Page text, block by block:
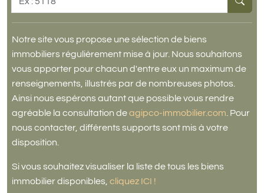
Notre site vous propose une sélection de biens
immobiliers régulièrement mise à jour. Nous souhaitons
vous apporter pour chacun d'entre eux un maximum de
renseignements, illustrés par de nombreuses photos.
Ainsi nous espérons autant que possible vous rendre
agréable la consultation deagipco-immobilier.com . Pour
nous contacter, différents supports sont mis à votre
disposition.
Si vous souhaitez visualiser la liste de tous les biens
immobilier disponibles, cliquez ICI !